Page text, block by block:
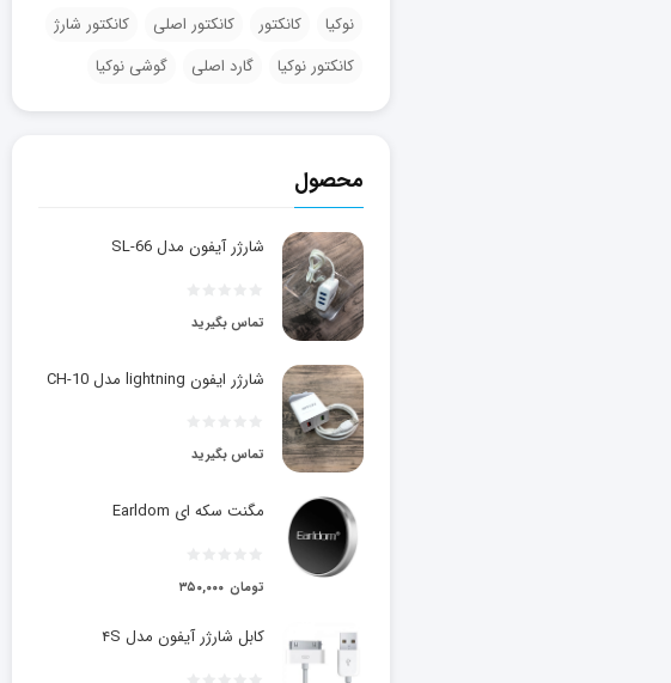
نوکیا
کانکتور کانکتور اصلی
کانکتور شارژ
کانکتور نوکیا
گارد اصلی گوشی نوکیا
محصول
شارژر آیفون مدل SL-66
تماس بگیرید
شارژر ایفون lightning مدل CH-10
تماس بگیرید
مگنت سکه ای Earldom
۳۵۰,۰۰۰ تومان
کابل شارژر آیفون مدل ۴S